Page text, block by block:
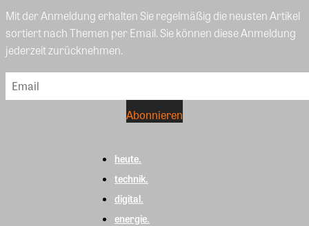
Mit der Anmeldung erhalten Sie regelmäßig die neusten Artikel
sortiert nach Themen per Email. Sie können diese Anmeldung
jederzeit zurücknehmen.
heute.
technik.
digital.
energie.